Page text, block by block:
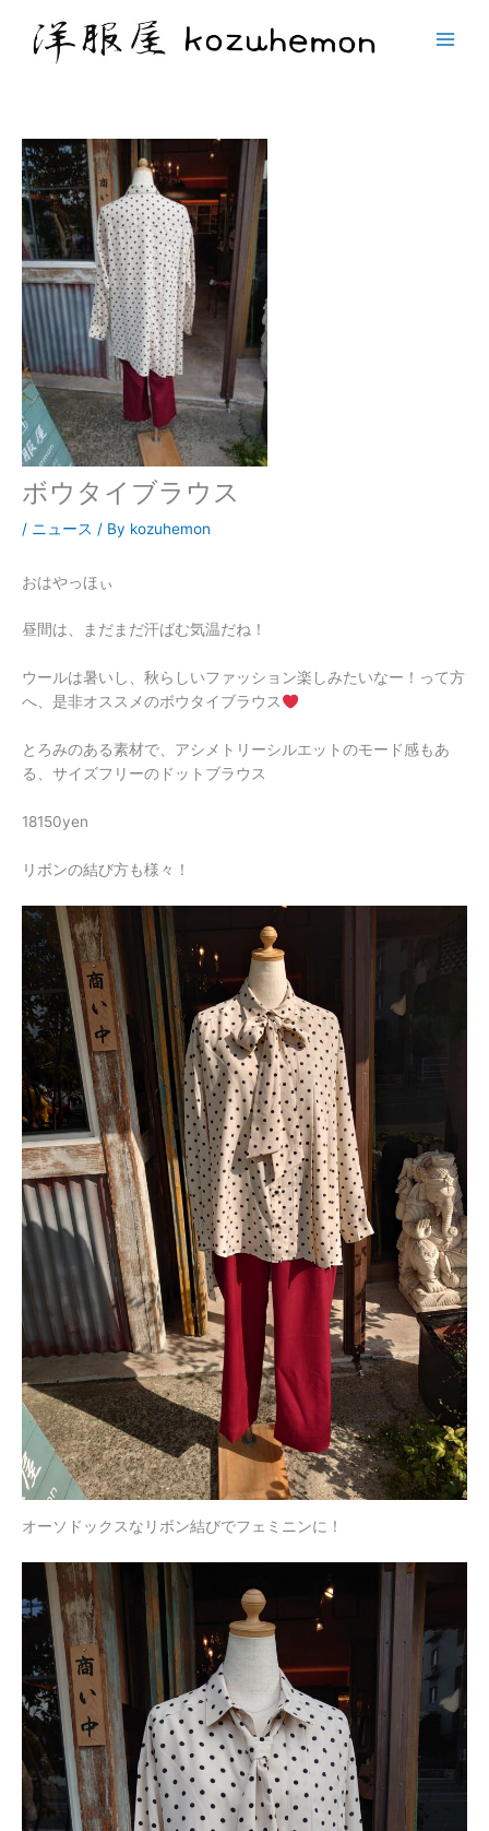
ボウタイブラウス
/ ニュース / By kozuhemon
おはやっほぃ
昼間は、まだまだ汗ばむ気温だね！
ウールは暑いし、秋らしいファッション楽しみたいなー！って方
へ、是非オススメのボウタイブラウス
とろみのある素材で、アシメトリーシルエットのモード感もあ
る、サイズフリーのドットブラウス
18150yen
リボンの結び方も様々！
オーソドックスなリボン結びでフェミニンに！